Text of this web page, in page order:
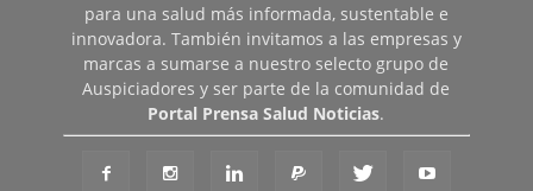
para una salud más informada, sustentable e
innovadora. También invitamos a las empresas y
marcas a sumarse a nuestro selecto grupo de
Auspiciadores y ser parte de la comunidad de
Portal Prensa Salud Noticias.